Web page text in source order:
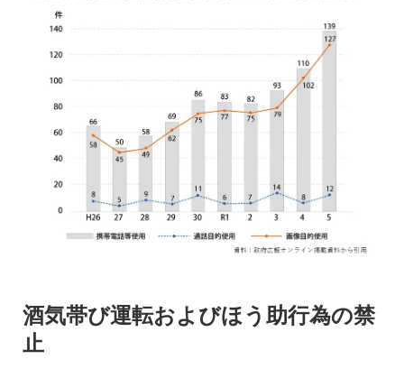
酒気帯び運転およびほう助行為の禁
止